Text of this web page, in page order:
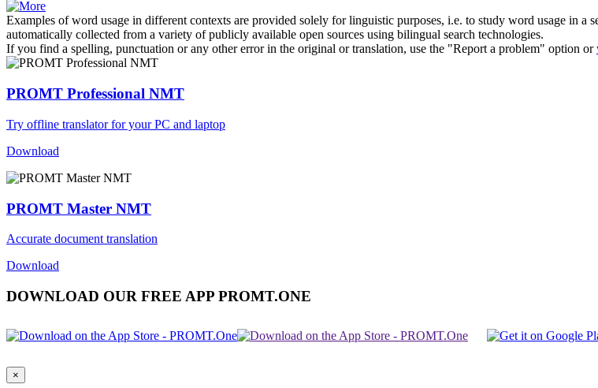
Examples of word usage in different contexts are provided solely for linguistic purposes, i.e. to study word usage in a
automatically collected from a variety of publicly available open sources using bilingual search technologies.
If you find a spelling, punctuation or any other error in the original or translation, use the "Report a problem" option or
PROMT Professional NMT
Try offline translator for your PC and laptop
Download
PROMT Master NMT
Accurate document translation
Download
DOWNLOAD OUR FREE APP PROMT.ONE
×